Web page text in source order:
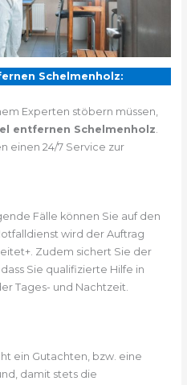
Schelmenholz:
Experten stöbern müssen,
entfernen Schelmenholz
einen 24/7 Service zur
Fälle können Sie auf den
wird der Auftrag
Zudem sichert Sie der
Sie qualifizierte Hilfe in
Tages- und Nachtzeit.
ein Gutachten, bzw. eine
damit stets die